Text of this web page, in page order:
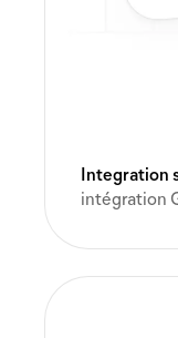
Integration
intégration